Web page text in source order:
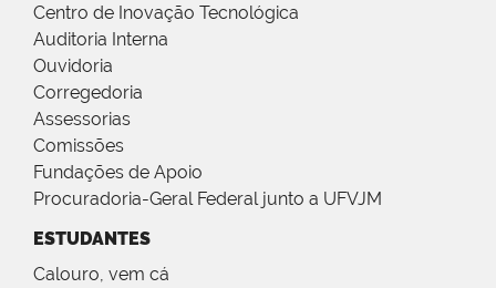
Centro de Inovação Tecnológica
Auditoria Interna
Ouvidoria
Corregedoria
Assessorias
Comissões
Fundações de Apoio
Procuradoria-Geral Federal junto a UFVJM
ESTUDANTES
Calouro, vem cá